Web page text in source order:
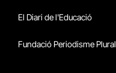
El Diari de l'Educació
Fundació Periodisme Plural